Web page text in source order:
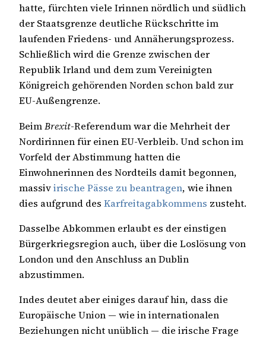
hatte, fürchten viele Irinnen nördlich und südlich
der Staatsgrenze deutliche Rückschritte im
laufenden Friedens- und Annäherungsprozess.
Schließlich wird die Grenze zwischen der
Republik Irland und dem zum Vereinigten
Königreich gehörenden Norden schon bald zur
EU-Außengrenze.
BeimBrexit-Referendum war die Mehrheit der
Nordirinnen für einen EU-Verbleib. Und schon im
Vorfeld der Abstimmung hatten die
Einwohnerinnen des Nordteils damit begonnen,
massivirische Pässe zu beantragen, wie ihnen
dies aufgrund des Karfreitagabkommens zusteht.
Dasselbe Abkommen erlaubt es der einstigen
Bürgerkriegsregion auch, über die Loslösung von
London und den Anschluss an Dublin
abzustimmen.
Indes deutet aber einiges darauf hin, dass die
Europäische Union — wie in internationalen
Beziehungen nicht unüblich — die irische Frage